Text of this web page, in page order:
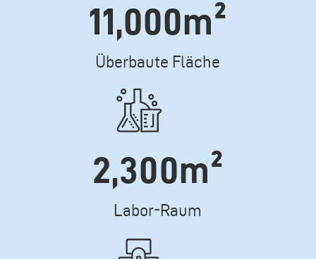
11,000m²
Überbaute Fläche
Icone
2,300m²
Labor-Raum
Icone